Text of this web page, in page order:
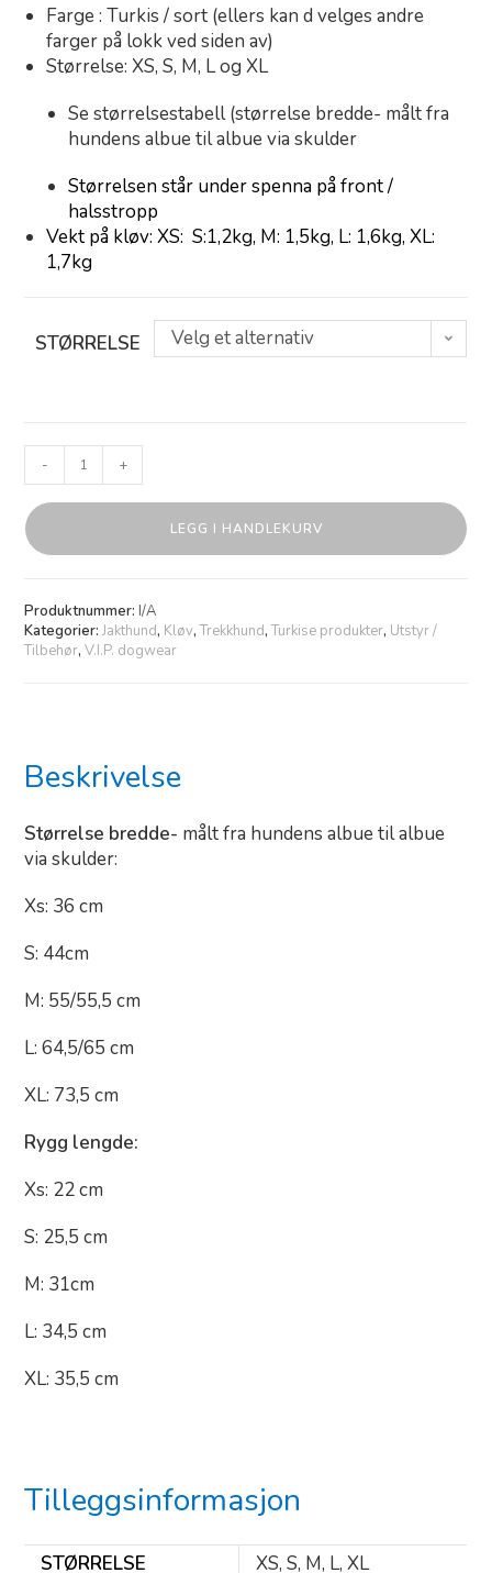
Farge : Turkis / sort (ellers kan d velges andre
farger på lokk ved siden av)
Størrelse: XS, S, M, L og XL
Se størrelsestabell (størrelse bredde- målt fra
hundens albue til albue via skulder
Størrelsen står under spenna på front /
halsstropp
Vekt på kløv: XS: S:1,2kg, M: 1,5kg, L: 1,6kg, XL:
1,7kg
STØRRELSE Velg et alternativ
- +
LEGG I HANDLEKURV
Produktnummer: I/A
Kategorier:Jakthund, Kløv,Trekkhund,Turkise produkter, Utstyr /
Tilbehør,V.I.P. dogwear
Beskrivelse
Størrelse bredde- målt fra hundens albue til albue
via skulder:
Xs: 36 cm
S: 44cm
M: 55/55,5 cm
L: 64,5/65 cm
XL: 73,5 cm
Rygg lengde:
Xs: 22 cm
S: 25,5 cm
M: 31cm
L: 34,5 cm
XL: 35,5 cm
Tilleggsinformasjon
STØRRELSE XS, S, M, L, XL